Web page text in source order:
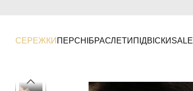
СЕРЕЖКИ ПЕРСНІ БРАСЛЕТИ ПІДВІСКИ SALE